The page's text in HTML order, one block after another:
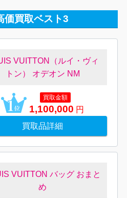
価買取ベスト3
VUITTON（ルイ・ヴィ
トン） オデオン NM
買取金額
1,100,000 円
買取品詳細
VUITTON バッグ おまと
め